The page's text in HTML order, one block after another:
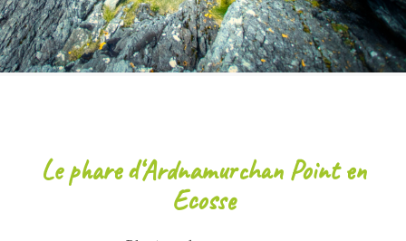
Le phare d‘Ardnamurchan Point en
Ecosse